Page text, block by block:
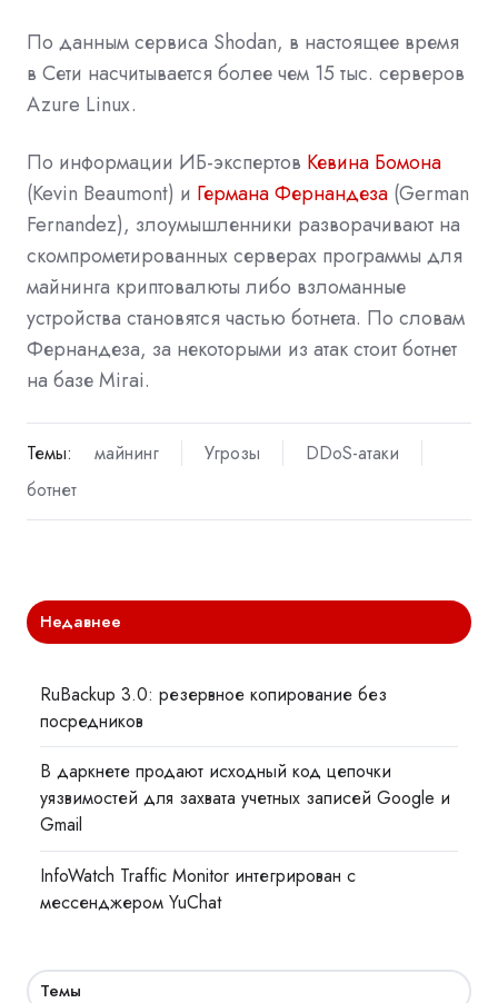
По данным сервиса Shodan, в настоящее время
в Сети насчитывается более чем 15 тыс. серверов
Azure Linux.
По информации ИБ-экспертов Кевина Бомона
(Kevin Beaumont) и Германа Фернандеза (German
Fernandez), злоумышленники разворачивают на
скомпрометированных серверах программы для
майнинга криптовалюты либо взломанные
устройства становятся частью ботнета. По словам
Фернандеза, за некоторыми из атак стоит ботнет
на базе Mirai.
Темы: майнинг Угрозы
DDoS-атаки
ботнет
Недавнее
RuBackup 3.0: резервное копирование без
посредников
В даркнете продают исходный код цепочки
уязвимостей для захвата учетных записей Google и
Gmail
InfoWatch Traffic Monitor интегрирован с
мессенджером YuChat
Темы